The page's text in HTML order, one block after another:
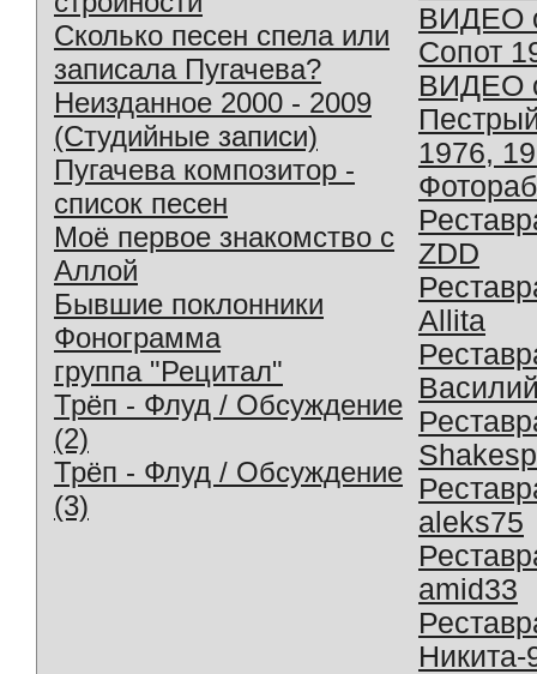
Сколько песен спела или
записала Пугачева?
Неизданное 2000 - 2009
(Студийные записи)
Пугачева композитор -
список песен
Моё первое знакомство с
Аллой
Бывшие поклонники
Фонограмма
группа "Рецитал"
Трёп - Флуд / Обсуждение
(2)
Трёп - Флуд / Обсуждение
(3)
ВИДЕО
Сопот
ВИДЕО
1976,
ZDD
Allita
aleks75
amid33
Никита-